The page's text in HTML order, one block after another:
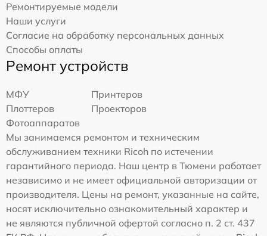
Ремонтируемые модели
Наши услуги
Согласие на обработку персональных данных
Способы оплаты
Ремонт устройств
МФУ
Принтеров
Плоттеров
Проекторов
Фотоаппаратов
Мы занимаемся ремонтом и техническим
обслуживанием техники Ricoh по истечении
гарантийного периода. Наш центр в Тюмени работает
независимо и не имеет официальной авторизации от
производителя. Цены на ремонт, указанные на сайте,
носят исключительно ознакомительный характер и
не являются публичной офертой согласно п. 2 ст. 437